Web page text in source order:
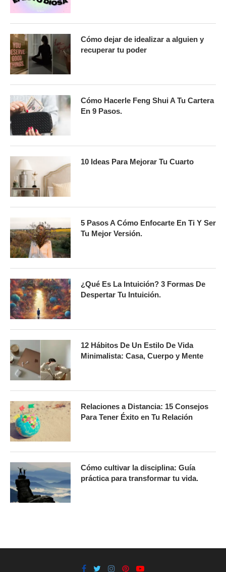
Cómo dejar de idealizar a alguien y
recuperar tu poder
Cómo Hacerle Feng Shui A Tu Cartera
En 9 Pasos.
10 Ideas Para Mejorar Tu Cuarto
5 Pasos A Cómo Enfocarte En Ti Y Ser
Tu Mejor Versión.
¿Qué Es La Intuición? 3 Formas De
Despertar Tu Intuición.
12 Hábitos De Un Estilo De Vida
Minimalista: Casa, Cuerpo y Mente
Relaciones a Distancia: 15 Consejos
Para Tener Éxito en Tu Relación
Cómo cultivar la disciplina: Guía
práctica para transformar tu vida.